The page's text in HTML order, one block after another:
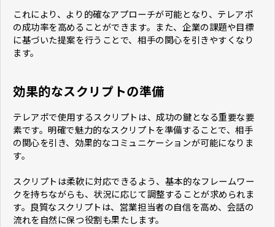
これにより、より的確なアプローチが可能となり、テレアポ
の成功率を高めることができます。また、企業の課題や目標
に基づいた提案を行うことで、相手の関心を引きやすくなり
ます。
効果的なスクリプトの準備
テレアポで使用するスクリプトは、成功の鍵となる重要な要
素です。明確で魅力的なスクリプトを準備することで、相手
の関心を引き、効果的なコミュニケーションが可能になりま
す。
スクリプトは柔軟に対応できるよう、基本的なフレームワー
クを持ちながらも、状況に応じて調整することが求められま
す。良質なスクリプトは、営業担当者の自信を高め、会話の
流れを自然に保つ役割も果たします。